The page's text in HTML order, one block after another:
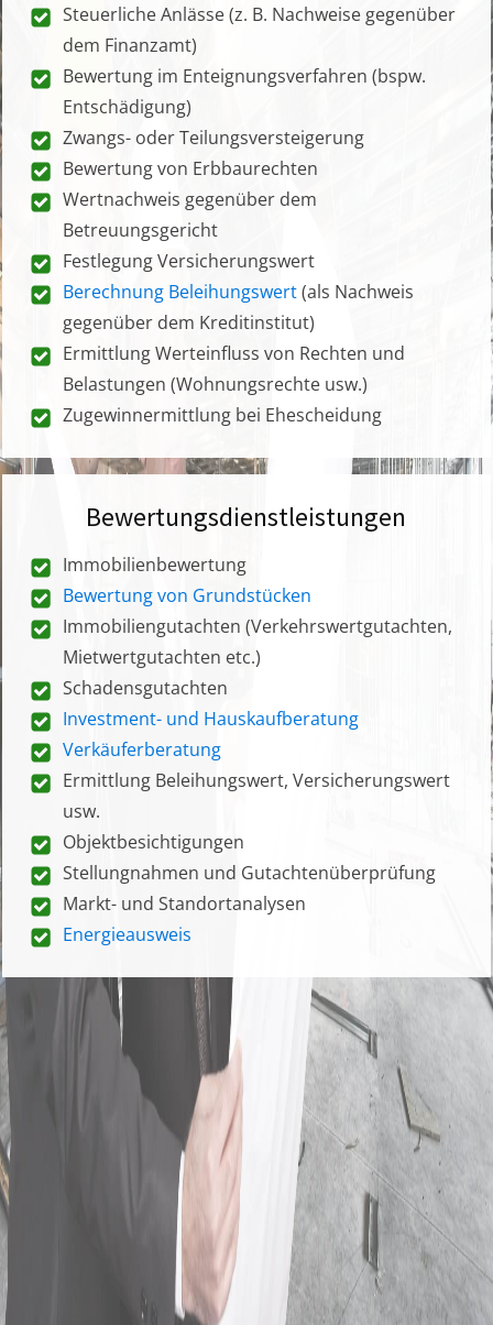
Steuerliche Anlässe (z. B. Nachweise gegenüber
dem Finanzamt)
Bewertung im Enteignungsverfahren (bspw.
Entschädigung)
Zwangs- oder Teilungsversteigerung
Bewertung von Erbbaurechten
Wertnachweis gegenüber dem
Betreuungsgericht
Festlegung Versicherungswert
Berechnung Beleihungswert(als Nachweis
gegenüber dem Kreditinstitut)
Ermittlung Werteinfluss von Rechten und
Belastungen (Wohnungsrechte usw.)
Zugewinnermittlung bei Ehescheidung
Bewertungsdienstleistungen
Immobilienbewertung
Bewertung von Grundstücken
Immobiliengutachten (Verkehrswertgutachten,
Mietwertgutachten etc.)
Schadensgutachten
Investment- und Hauskaufberatung
Verkäuferberatung
Ermittlung Beleihungswert, Versicherungswert
usw.
Objektbesichtigungen
Stellungnahmen und Gutachtenüberprüfung
Markt- und Standortanalysen
Energieausweis